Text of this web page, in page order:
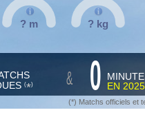
? m ? kg
(*) & 0
EN
(*) Matchs officiels et